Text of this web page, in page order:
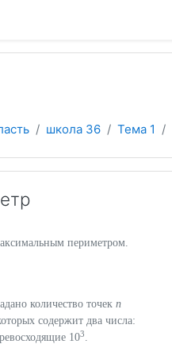
школа 36 Тема 1
периметром.
количество точек n
содержит два числа:
103.